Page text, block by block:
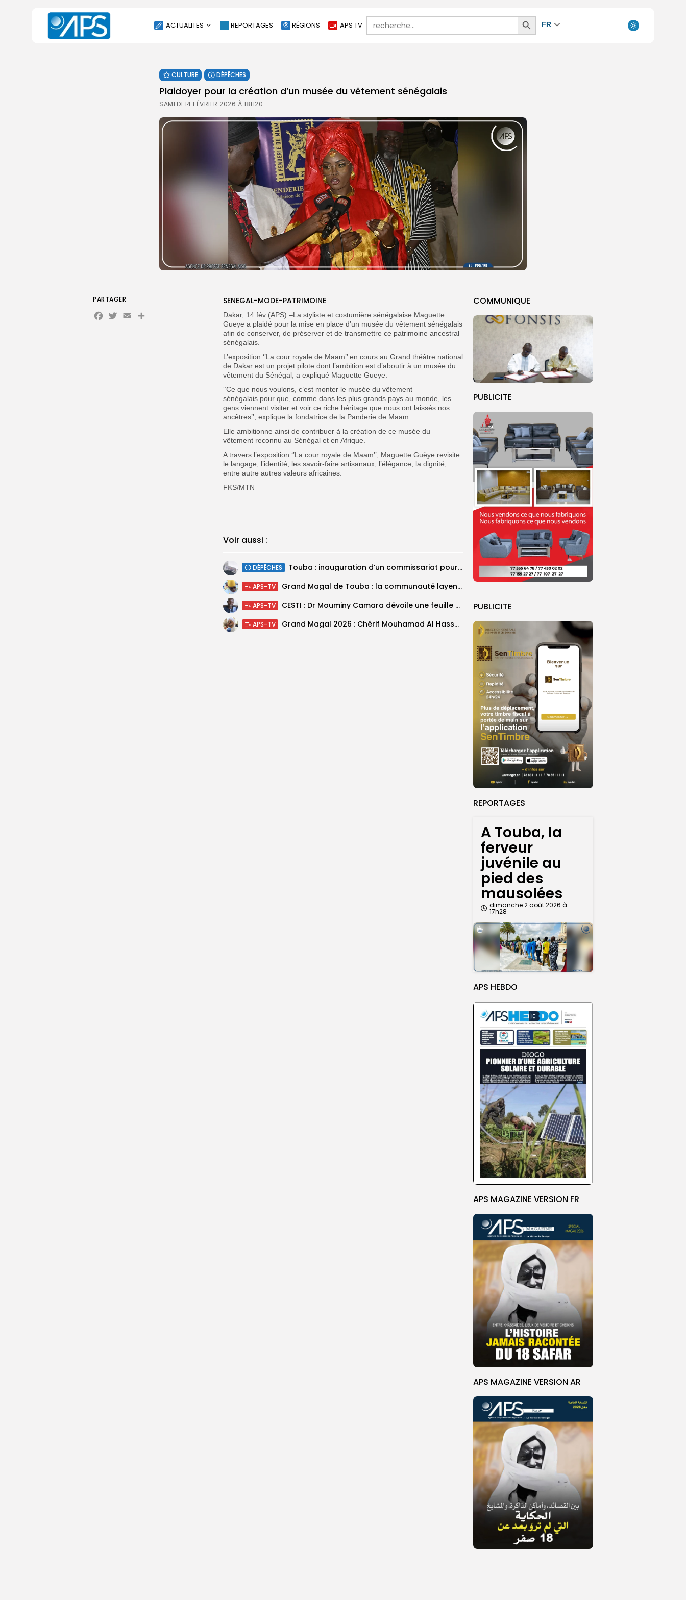
ACTUALITES
SOCIÉTÉ
ÉCONOMIE
CULTURE
SPORT
REPORTAGES RÉGIONS APS TV
Search
for:
Search
Button
FR
CULTURE DÉPÊCHES
Plaidoyer pour la création d’un musée du vêtement sénégalais
SAMEDI 14 FÉVRIER 2026 À 18H20
COMMUNIQUE
PUBLICITE
PUBLICITE
REPORTAGES
A Touba, la
ferveur
juvénile au
pied des
mausolées
dimanche 2 août 2026 à
17h28
APS HEBDO
APS MAGAZINE VERSION FR
APS MAGAZINE VERSION AR
SENEGAL-MODE-PATRIMOINE
Dakar, 14 fév (APS) –La styliste et costumière sénégalaise Maguette
Gueye a plaidé pour la mise en place d’un musée du vêtement sénégalais
afin de conserver, de préserver et de transmettre ce patrimoine ancestral
sénégalais.
L’exposition ‘’La cour royale de Maam’’ en cours au Grand théâtre national
de Dakar est un projet pilote dont l’ambition est d’aboutir à un musée du
vêtement du Sénégal, a expliqué Maguette Gueye.
‘’Ce que nous voulons, c’est monter le musée du vêtement
sénégalais pour que, comme dans les plus grands pays au monde, les
gens viennent visiter et voir ce riche héritage que nous ont laissés nos
ancêtres’’, explique la fondatrice de la Panderie de Maam.
Elle ambitionne ainsi de contribuer à la création de ce musée du
vêtement reconnu au Sénégal et en Afrique.
A travers l’exposition ‘’La cour royale de Maam’’, Maguette Guèye revisite
le langage, l’identité, les savoir-faire artisanaux, l’élégance, la dignité,
entre autre autres valeurs africaines.
FKS/MTN
Voir aussi :
DÉPÊCHES Touba : inauguration d’un commissariat pour renforcer le dispositif sécuritaire de la...
APS-TV Grand Magal de Touba : la communauté layenne souligne une célébration qui...
APS-TV CESTI : Dr Mouminy Camara dévoile une feuille de route
APS-TV Grand Magal 2026 : Chérif Mouhamad Al Hassani salue un événement porteur...
PARTAGER
Facebook
Twitter
EmailPartager